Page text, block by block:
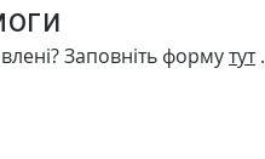
Заповніть формутут.